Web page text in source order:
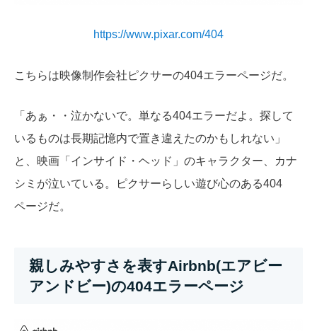
https://www.pixar.com/404
こちらは映像制作会社ピクサーの404エラーページだ。
「あぁ・・泣かないで。単なる404エラーだよ。探して
いるものは長期記憶内で置き違えたのかもしれない」
と、映画「インサイド・ヘッド」のキャラクター、カナ
シミが泣いている。ピクサーらしい遊び心のある404
ページだ。
親しみやすさを表すAirbnb(エアビー
アンドビー)の404エラーページ